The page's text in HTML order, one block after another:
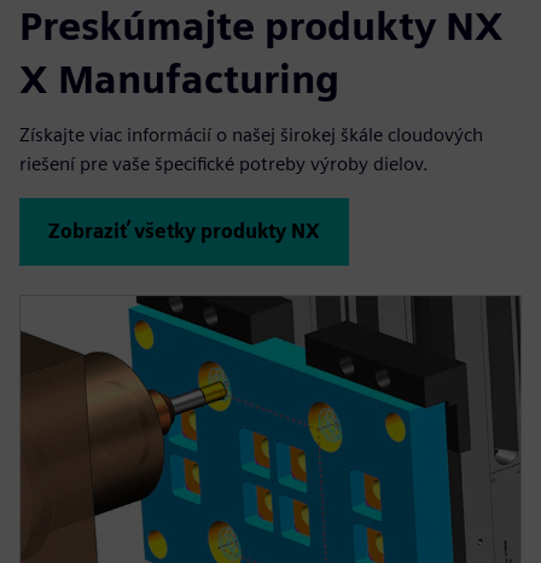
Preskúmajte produkty NX
X Manufacturing
Získajte viac informácií o našej širokej škále cloudových
riešení pre vaše špecifické potreby výroby dielov.
Zobraziť všetky produkty NX